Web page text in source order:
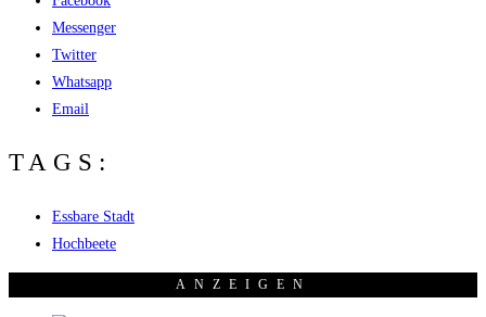
Messenger
Twitter
Whatsapp
Email
TAGS:
Essbare Stadt
Hochbeete
ANZEI­GEN